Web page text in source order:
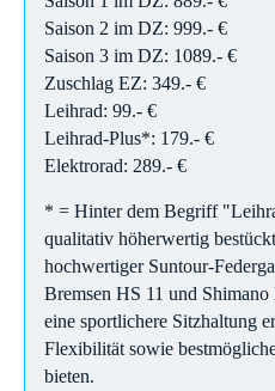
Saison 2 im DZ: 999.- €
Saison 3 im DZ: 1089.- €
Zuschlag EZ: 349.- €
Leihrad: 99.- €
Leihrad-Plus*: 179.- €
Elektrorad: 289.- €
* = Hinter dem Begriff
qualitativ höherwertig
hochwertiger Suntour-
Bremsen HS 11 und
eine sportlichere Sitzhaltung
Flexibilität sowie
bieten.